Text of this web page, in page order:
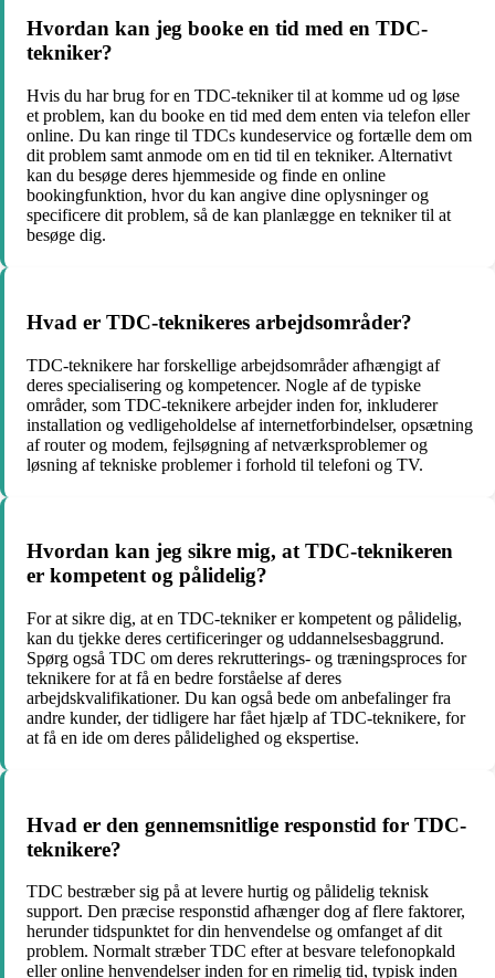
Hvordan kan jeg booke en tid med en TDC-
tekniker?
Hvis du har brug for en TDC-tekniker til at komme ud og løse
et problem, kan du booke en tid med dem enten via telefon eller
online. Du kan ringe til TDCs kundeservice og fortælle dem om
dit problem samt anmode om en tid til en tekniker. Alternativt
kan du besøge deres hjemmeside og finde en online
bookingfunktion, hvor du kan angive dine oplysninger og
specificere dit problem, så de kan planlægge en tekniker til at
besøge dig.
Hvad er TDC-teknikeres arbejdsområder?
TDC-teknikere har forskellige arbejdsområder afhængigt af
deres specialisering og kompetencer. Nogle af de typiske
områder, som TDC-teknikere arbejder inden for, inkluderer
installation og vedligeholdelse af internetforbindelser, opsætning
af router og modem, fejlsøgning af netværksproblemer og
løsning af tekniske problemer i forhold til telefoni og TV.
Hvordan kan jeg sikre mig, at TDC-teknikeren
er kompetent og pålidelig?
For at sikre dig, at en TDC-tekniker er kompetent og pålidelig,
kan du tjekke deres certificeringer og uddannelsesbaggrund.
Spørg også TDC om deres rekrutterings- og træningsproces for
teknikere for at få en bedre forståelse af deres
arbejdskvalifikationer. Du kan også bede om anbefalinger fra
andre kunder, der tidligere har fået hjælp af TDC-teknikere, for
at få en ide om deres pålidelighed og ekspertise.
Hvad er den gennemsnitlige responstid for TDC-
teknikere?
TDC bestræber sig på at levere hurtig og pålidelig teknisk
support. Den præcise responstid afhænger dog af flere faktorer,
herunder tidspunktet for din henvendelse og omfanget af dit
problem. Normalt stræber TDC efter at besvare telefonopkald
eller online henvendelser inden for en rimelig tid, typisk inden